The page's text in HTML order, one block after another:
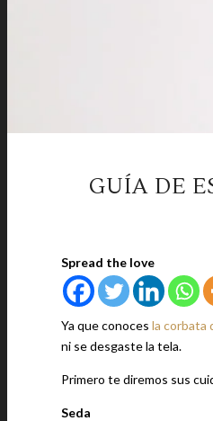
GUÍA DE
Spread the love
Ya que conoces la corbata
ni se desgaste la tela.
Primero te diremos sus
Seda